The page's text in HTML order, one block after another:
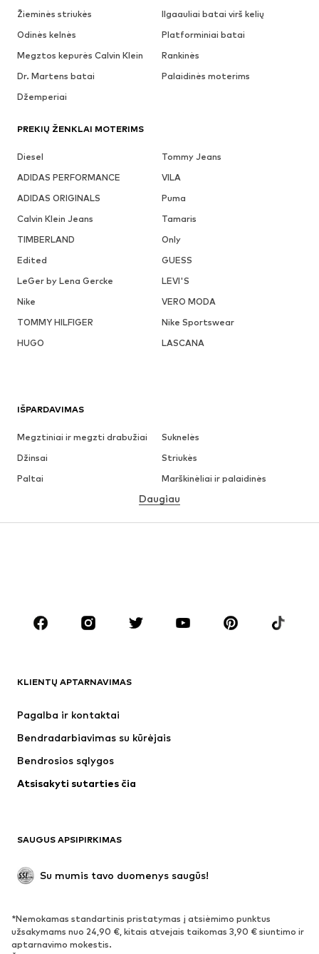
Žieminės striukės
Ilgaauliai batai virš kelių
Odinės kelnės
Platforminiai batai
Megztos kepurės Calvin Klein
Rankinės
Dr. Martens batai
Palaidinės moterims
Džemperiai
PREKIŲ ŽENKLAI MOTERIMS
Diesel
Tommy Jeans
ADIDAS PERFORMANCE
VILA
ADIDAS ORIGINALS
Puma
Calvin Klein Jeans
Tamaris
TIMBERLAND
Only
Edited
GUESS
LeGer by Lena Gercke
LEVI'S
Nike
VERO MODA
TOMMY HILFIGER
Nike Sportswear
HUGO
LASCANA
IŠPARDAVIMAS
Megztiniai ir megzti drabužiai
Suknelės
Džinsai
Striukės
Paltai
Marškinėliai ir palaidinės
Apatiniai
Sijonai
Palaidinės ir tunikos
Aksesuarai
Premium
Naujienos
Apatiniai
Paltai
Proginiai
Išskirtiniai
BATAI
Naujienos
Daugiau
KLIENTŲ APTARNAVIMAS
Pagalba ir kontaktai
Bendradarbiavimas su kūrėjais
Bendrosios sąlygos
Atsisakyti sutarties čia
SAUGUS APSIPIRKIMAS
Su mumis tavo duomenys saugūs!
*Nemokamas standartinis pristatymas į atsiėmimo punktus
užsakymams nuo 24,90 €, kitais atvejais taikomas 3,90 € siuntimo ir
aptarnavimo mokestis.